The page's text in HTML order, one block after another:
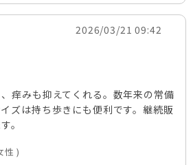
2026/03/21 09:42
痒みも抑えてくれる。数年来の常備
ズは持ち歩きにも便利です。継続販
。
性 )